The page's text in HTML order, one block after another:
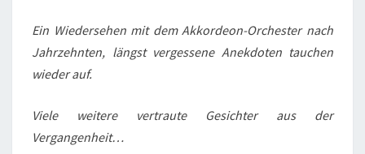
Ein Wiedersehen mit dem Akkordeon-Orchester nach
Jahrzehnten, längst vergessene Anekdoten tauchen
wieder auf.
Viele weitere vertraute Gesichter aus der
Vergangenheit…